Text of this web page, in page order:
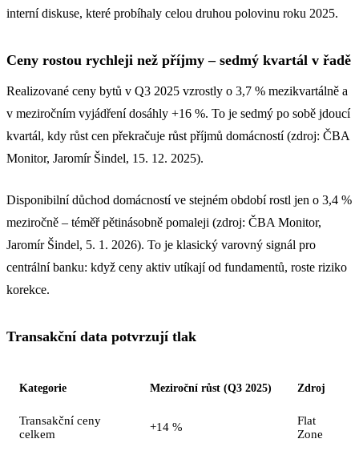
interní diskuse, které probíhaly celou druhou polovinu roku 2025.
Ceny rostou rychleji než příjmy – sedmý kvartál v řadě
Realizované ceny bytů v Q3 2025 vzrostly o 3,7 % mezikvartálně a
v meziročním vyjádření dosáhly +16 %. To je sedmý po sobě jdoucí
kvartál, kdy růst cen překračuje růst příjmů domácností (zdroj: ČBA
Monitor, Jaromír Šindel, 15. 12. 2025).
Disponibilní důchod domácností ve stejném období rostl jen o 3,4 %
meziročně – téměř pětinásobně pomaleji (zdroj: ČBA Monitor,
Jaromír Šindel, 5. 1. 2026). To je klasický varovný signál pro
centrální banku: když ceny aktiv utíkají od fundamentů, roste riziko
korekce.
Transakční data potvrzují tlak
Kategorie Meziroční růst (Q3 2025) Zdroj
Transakční ceny
celkem
+14 %
Flat
Zone